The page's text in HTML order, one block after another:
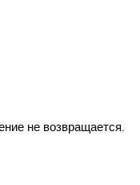
не возвращается.